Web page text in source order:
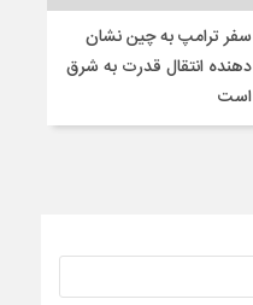
سفر ترامپ به چین نشان
دهنده انتقال قدرت به شرق
است